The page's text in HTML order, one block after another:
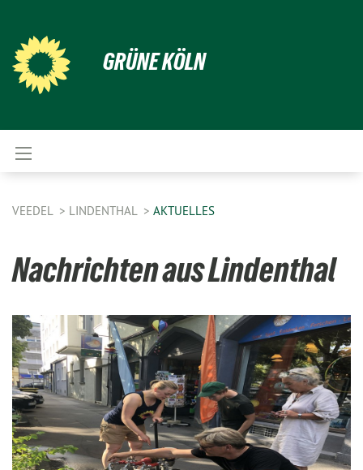
GRÜNE KÖLN
VEEDEL LINDENTHAL AKTUELLES
Nachrichten aus Lindenthal